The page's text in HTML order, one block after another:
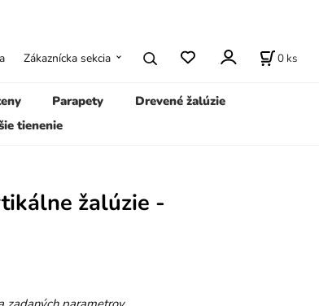
Parapety
Drevené žalúzie
tienenie
Zákaznícka sekcia 0 ks
žalúzie -